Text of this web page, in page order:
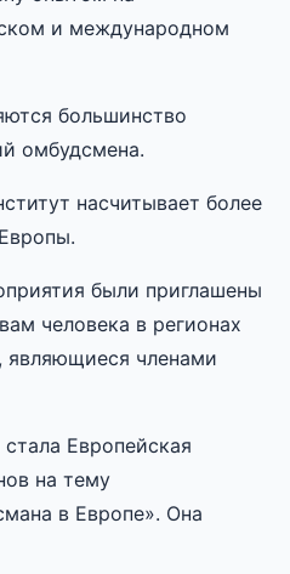
и международном
большинство
омбудсмена.
насчитывает более
были приглашены
человека в регионах
являющиеся членами
Европейская
на тему
в Европе». Она